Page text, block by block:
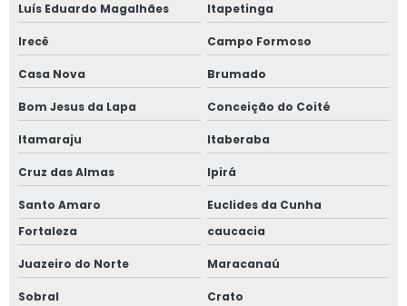
Luís Eduardo Magalhães Itapetinga
Irecê Campo Formoso
Casa Nova Brumado
Bom Jesus da Lapa Conceição do Coité
Itamaraju Itaberaba
Cruz das Almas Ipirá
Santo Amaro
Euclides da Cunha
Fortaleza
caucacia
Juazeiro do Norte Maracanaú
Sobral Crato